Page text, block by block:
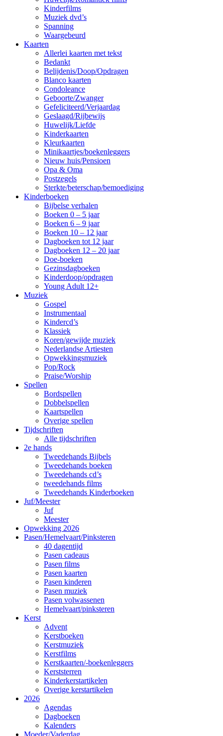
Kinderfilms
Muziek dvd’s
Spanning
Waargebeurd
Kaarten
Allerlei kaarten met tekst
Bedankt
Belijdenis/Doop/Opdragen
Blanco kaarten
Condoleance
Geboorte/Zwanger
Gefeliciteerd/Verjaardag
Geslaagd/Rijbewijs
Huwelijk/Liefde
Kinderkaarten
Kleurkaarten
Minikaartjes/boekenleggers
Nieuw huis/Pensioen
Opa & Oma
Postzegels
Sterkte/beterschap/bemoediging
Kinderboeken
Bijbelse verhalen
Boeken 0 – 5 jaar
Boeken 6 – 9 jaar
Boeken 10 – 12 jaar
Dagboeken tot 12 jaar
Dagboeken 12 – 20 jaar
Doe-boeken
Gezinsdagboeken
Kinderdoop/opdragen
Young Adult 12+
Muziek
Gospel
Instrumentaal
Kindercd’s
Klassiek
Koren/gewijde muziek
Nederlandse Artiesten
Opwekkingsmuziek
Pop/Rock
Praise/Worship
Spellen
Bordspellen
Dobbelspellen
Kaartspellen
Overige spellen
Tijdschriften
Alle tijdschriften
2e hands
Tweedehands Bijbels
Tweedehands boeken
Tweedehands cd’s
tweedehands films
Tweedehands Kinderboeken
Juf/Meester
Juf
Meester
Opwekking 2026
Pasen/Hemelvaart/Pinksteren
40 dagentijd
Pasen cadeaus
Pasen films
Pasen kaarten
Pasen kinderen
Pasen muziek
Pasen volwassenen
Hemelvaart/pinksteren
Kerst
Advent
Kerstboeken
Kerstmuziek
Kerstfilms
Kerstkaarten/-boekenleggers
Kerststerren
Kinderkerstartikelen
Overige kerstartikelen
2026
Agendas
Dagboeken
Kalenders
Moeder/Vaderdag